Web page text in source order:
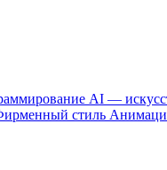
AI —
стиль